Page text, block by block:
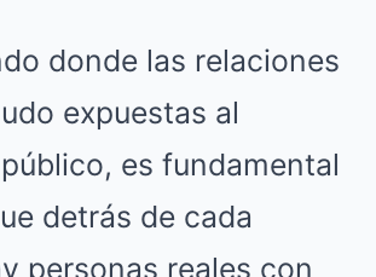
donde las relaciones
expuestas al
es fundamental
detrás de cada
personas reales con